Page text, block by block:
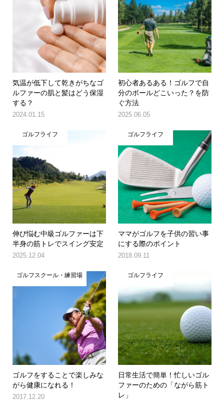
気温が低下して乾きがちなゴ
ルファーの肌と髪はどう保湿
する？
2024.01.15
初心者あるある！ゴルフで自
分のボールどこいった？を防
ぐ方法
2025.06.05
ゴルフライフ
伸び悩む中級ゴルファーは下
半身の筋トレでスイング安定
2025.12.04
ゴルフライフ
ママがゴルフを子供の習い事
にする際のポイント
2018.09.11
ゴルフスクール・練習場
ゴルフをすることで楽しみな
がら健康になれる！
2017.12.20
ゴルフライフ
日常生活で簡単！忙しいゴル
ファーのための「ながら筋ト
レ」